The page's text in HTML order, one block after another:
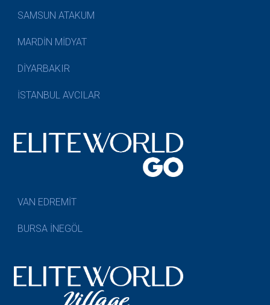
SAMSUN ATAKUM
MARDİN MİDYAT
DİYARBAKIR
İSTANBUL AVCILAR
VAN EDREMİT
BURSA İNEGÖL